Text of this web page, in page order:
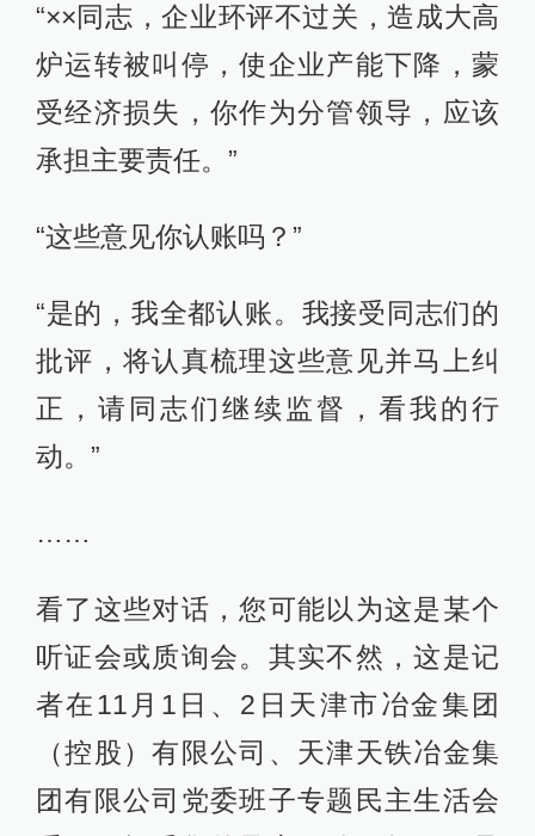
“××同志，企业环评不过关，造成大高
炉运转被叫停，使企业产能下降，蒙
受经济损失，你作为分管领导，应该
承担主要责任。”
“这些意见你认账吗？”
“是的，我全都认账。我接受同志们的
批评，将认真梳理这些意见并马上纠
正，请同志们继续监督，看我的行
动。”
……
看了这些对话，您可能以为这是某个
听证会或质询会。其实不然，这是记
者在11月1日、2日天津市冶金集团
（控股）有限公司、天津天铁冶金集
团有限公司党委班子专题民主生活会